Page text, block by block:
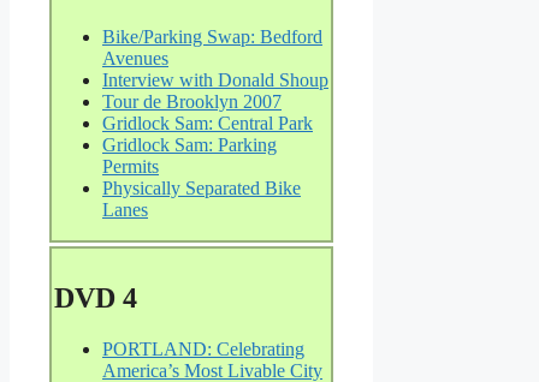
Bike/Parking Swap: Bedford
Avenues
Interview with Donald Shoup
Tour de Brooklyn 2007
Gridlock Sam: Central Park
Gridlock Sam: Parking
Permits
Physically Separated Bike
Lanes
DVD 4
PORTLAND: Celebrating
America’s Most Livable City